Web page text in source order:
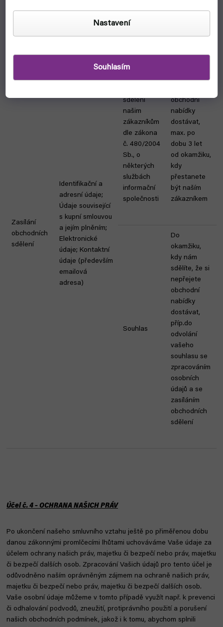
Nastavení
Souhlasím
údajů
Zasílání
obchodních
sdělení
Identifikační a
adresní údaje;
Údaje související
s kupní smlouvou
a jejím plněním;
Elektronické
údaje; Kontaktní
údaje (především
emailová
adresa)
zájem
spočívající v
zasílání
sdělení
našim
zákazníkům
dle zákona
č. 480/2004
Sb., o
některých
službách
informační
společnosti
okamžiku,
sdělíte, že si
obchodní
nabídky
dostávat,
max. po
dobu 3 let
od okamžiku,
kdy
přestanete
být naším
zákazníkem
Souhlas
Do
okamžiku,
kdy nám
sdělíte, že si
nepřejete
obchodní
nabídky
dostávat,
příp.do
odvolání
vašeho
souhlasu se
zpracováním
osobních
údajů a se
zasíláním
obchodních
sdělení
Účel č. 4 – OCHRANA NAŠICH PRÁV
Po ukončení našeho smluvního vztahu ještě po přiměřenou dobu
danou zákonnými promlčecími lhůtami uchováváme Vaše údaje za
účelem ochrany našich práv, majetku či bezpečí nebo práv, majetku
či bezpečí dalších osob. Zpracování Vašich údajů pro tento účel je
odůvodněno naším oprávněným zájmem na ochraně našich práv,
majetku či bezpečí nebo práv, majetku či bezpečí dalších osob.
Vaše osobní údaje můžeme v tomto případě využít např. k prevenci
či odhalování podvodů, zneužití, protiprávního použití a porušení
našich obchodních podmínek, jakož i k tomu, abychom splnili